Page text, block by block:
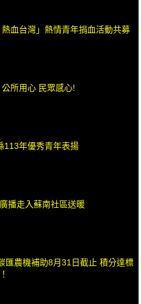
血台灣」熱情青年捐血活動共募
所用心 民眾感心!
113年優秀青年表揚
播走入蘇南社區送暖
匯農機補助8月31日截止 積分達標